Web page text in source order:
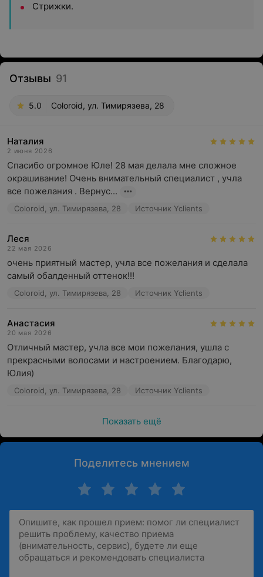
Стрижки.
Отзывы 91
5.0 Coloroid, ул. Тимирязева, 28
Наталия
2 июня 2026
Спасибо огромное Юле! 28 мая делала мне сложное
окрашивание! Очень внимательный специалист , учла
все пожелания . Вернус...
Coloroid, ул. Тимирязева, 28 Источник Yclients
Леся
22 мая 2026
очень приятный мастер, учла все пожелания и сделала
самый обалденный оттенок!!!
Coloroid, ул. Тимирязева, 28 Источник Yclients
Анастасия
20 мая 2026
Отличный мастер, учла все мои пожелания, ушла с
прекрасными волосами и настроением. Благодарю,
Юлия)
Coloroid, ул. Тимирязева, 28 Источник Yclients
Показать ещё
Поделитесь мнением